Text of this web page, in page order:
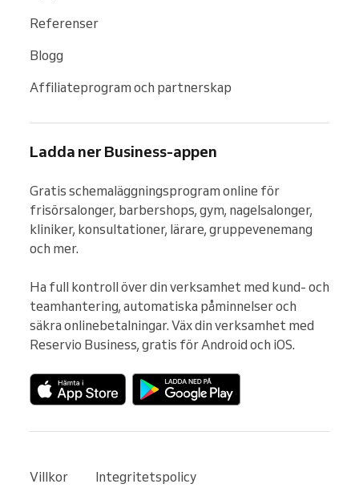
Referenser
Blogg
Affiliateprogram och partnerskap
Ladda ner Business-appen
Gratis schemaläggningsprogram online för
frisörsalonger, barbershops, gym, nagelsalonger,
kliniker, konsultationer, lärare, gruppevenemang
och mer.
Ha full kontroll över din verksamhet med kund- och
teamhantering, automatiska påminnelser och
säkra onlinebetalningar. Väx din verksamhet med
Reservio Business, gratis för Android och iOS.
Villkor
Integritetspolicy